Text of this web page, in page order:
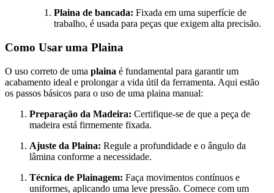
Plaina de bancada: Fixada em uma superfície de
trabalho, é usada para peças que exigem alta precisão.
Como Usar uma Plaina
O uso correto de uma plaina é fundamental para garantir um
acabamento ideal e prolongar a vida útil da ferramenta. Aqui estão
os passos básicos para o uso de uma plaina manual:
Preparação da Madeira: Certifique-se de que a peça de
madeira está firmemente fixada.
Ajuste da Plaina: Regule a profundidade e o ângulo da
lâmina conforme a necessidade.
Técnica de Plainagem: Faça movimentos contínuos e
uniformes, aplicando uma leve pressão. Comece com um